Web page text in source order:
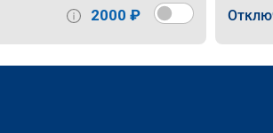
2000 ₽